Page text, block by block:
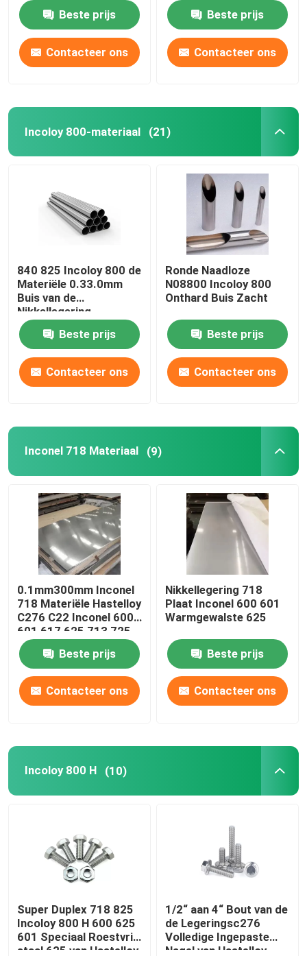
Beste prijs
Contacteer ons
Beste prijs
Contacteer ons
Incoloy 800-materiaal (21)
840 825 Incoloy 800 de
Materiële 0.33.0mm
Buis van de
Nikkellegering
Beste prijs
Contacteer ons
Ronde Naadloze
N08800 Incoloy 800
Onthard Buis Zacht
Beste prijs
Contacteer ons
Inconel 718 Materiaal (9)
0.1mm300mm Inconel
718 Materiële Hastelloy
C276 C22 Inconel 600
601 617 625 713 725
800 825 Monel 400
K500
Beste prijs
Contacteer ons
Nikkellegering 718
Plaat Inconel 600 601
Warmgewalste 625
Beste prijs
Contacteer ons
Incoloy 800 H (10)
Super Duplex 718 825
Incoloy 800 H 600 625
601 Speciaal Roestvrij
staal 625 van Hastelloy
1/2“ aan 4“ Bout van de
de Legeringsc276
Volledige Ingepaste
Nagel van Hastelloy